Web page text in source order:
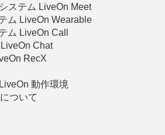
ステム LiveOn Meet
ム LiveOn Wearable
ム LiveOn Call
Chat
RecX
動作環境
ついて